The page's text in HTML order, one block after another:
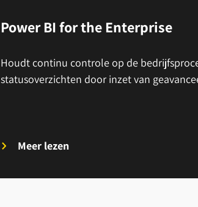
Power BI for the Enterprise
Houdt continu controle op de
statusoverzichten door inzet van
Meer lezen